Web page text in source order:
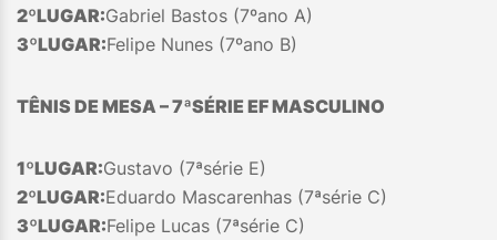
2ºLUGAR:Gabriel Bastos (7ºano A)
3ºLUGAR:Felipe Nunes (7ºano B)
TÊNIS DE MESA – 7ªSÉRIE EF MASCULINO
1ºLUGAR:Gustavo (7ªsérie E)
2ºLUGAR:Eduardo Mascarenhas (7ªsérie C)
3ºLUGAR:Felipe Lucas (7ªsérie C)